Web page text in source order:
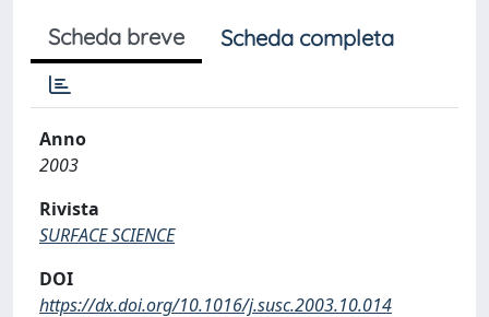
Scheda breve Scheda completa
Anno
2003
Rivista
SURFACE SCIENCE
DOI
https://dx.doi.org/10.1016/j.susc.2003.10.014